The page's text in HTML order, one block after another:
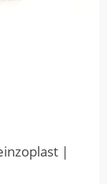
|